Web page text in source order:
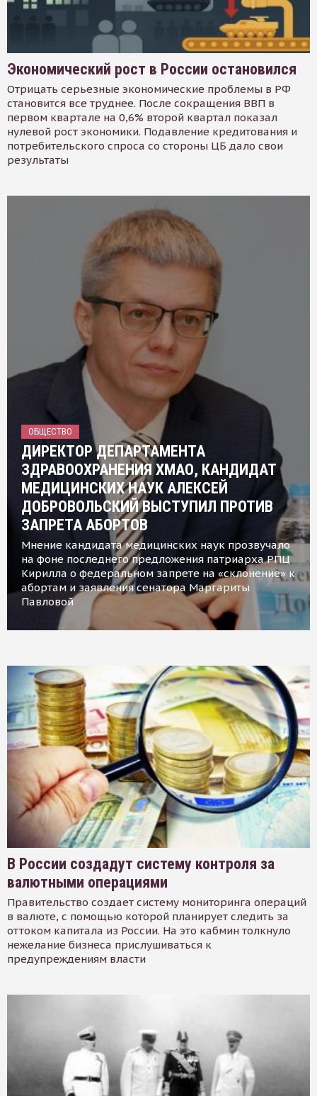
Экономический рост в России остановился
Отрицать серьезные экономические проблемы в РФ
становится все труднее. После сокращения ВВП в
первом квартале на 0,6% второй квартал показал
нулевой рост экономики. Подавление кредитования и
потребительского спроса со стороны ЦБ дало свои
результаты
ОБЩЕСТВО
ДИРЕКТОР ДЕПАРТАМЕНТА
ЗДРАВООХРАНЕНИЯ ХМАО, КАНДИДАТ
МЕДИЦИНСКИХ НАУК АЛЕКСЕЙ
ДОБРОВОЛЬСКИЙ ВЫСТУПИЛ ПРОТИВ
ЗАПРЕТА АБОРТОВ
Мнение кандидата медицинских наук прозвучало
на фоне последнего предложения патриарха РПЦ
Кирилла о федеральном запрете на «склонение» к
абортам и заявления сенатора Маргариты
Павловой
В России создадут систему контроля за
валютными операциями
Правительство создает систему мониторинга операций
в валюте, с помощью которой планирует следить за
оттоком капитала из России. На это кабмин толкнуло
нежелание бизнеса прислушиваться к
предупреждениям власти